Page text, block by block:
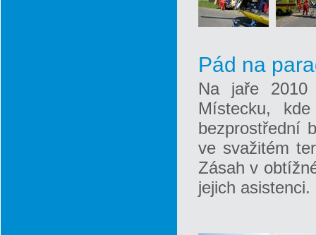
Pád na
Na jaře 2010
Místecku,
bezprostřední
ve svažitém
Zásah v
jejich asistenci.